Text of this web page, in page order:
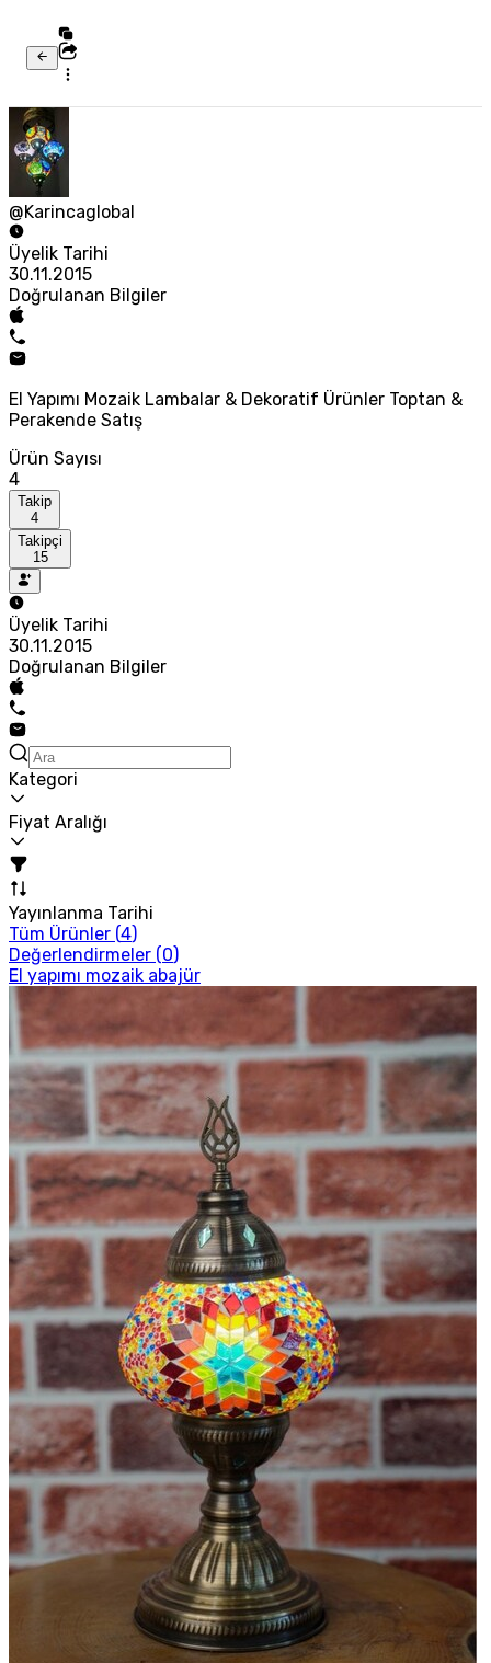
@Karincaglobal
Üyelik Tarihi
30.11.2015
Doğrulanan Bilgiler
El Yapımı Mozaik Lambalar & Dekoratif Ürünler Toptan &
Perakende Satış
Ürün Sayısı
4
Takip
4
Takipçi
15
Üyelik Tarihi
30.11.2015
Doğrulanan Bilgiler
Kategori
Fiyat Aralığı
Yayınlanma Tarihi
Tüm Ürünler (4)
Değerlendirmeler (0)
El yapımı mozaik abajür